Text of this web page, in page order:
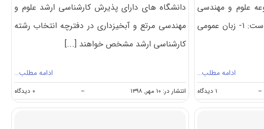
علوم و مهندسی
مرتع و آبخیزداری به شرح زیر است: ۱- زبان عمومی
ادامه مطلب…
-- ۱ دیدگاه
دانلود
سوالات
دانشگاه های دارای پذیرش کارشناسی ارشد علوم و
مهندسی مرتع و آبخیزداری در دفترچه انتخاب رشته
کارشناسی ارشد مشخص خواهند [...]
ادامه مطلب…
انتشار در: ۱۰ مهر, ۱۳۹۸ -- ۰ دیدگاه
on
دانشگاه
های